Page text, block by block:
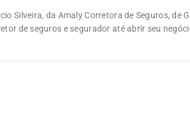
Silveira, da Amaly Corretora de Seguros, de
de seguros e segurador até abrir seu